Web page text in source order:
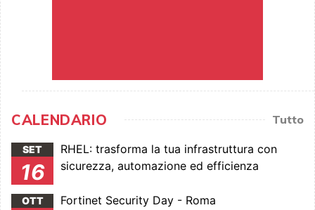
CALENDARIO Tutto
SET
16
RHEL: trasforma la tua infrastruttura con
sicurezza, automazione ed efficienza
OTT Fortinet Security Day - Roma